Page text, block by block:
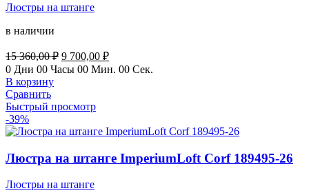
Люстры на штанге
в наличии
15 360,00₽ Первоначальная
цена
360,00 ₽.
9 700,00 ₽Текущая
цена:
0 Дни 00 Часы 00 Мин. 00 Сек.
В корзину
Сравнить
Быстрый просмотр
-39%
Люстра на штанге ImperiumLoft Corf 189495-26
Люстры на штанге